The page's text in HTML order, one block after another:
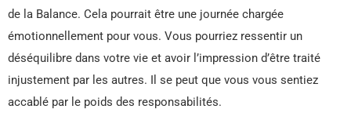
de la Balance. Cela pourrait être une journée chargée
émotionnellement pour vous. Vous pourriez ressentir un
déséquilibre dans votre vie et avoir l’impression d’être traité
injustement par les autres. Il se peut que vous vous sentiez
accablé par le poids des responsabilités.